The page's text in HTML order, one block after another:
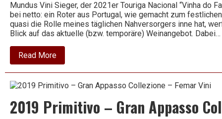
Mundus Vini Sieger, der 2021er Touriga Nacional “Vinha do
bei netto: ein Roter aus Portugal, wie gemacht zum
quasi die Rolle meines täglichen Nahversorgers inne hat,
Blick auf das aktuelle (bzw. temporäre) Weinangebot. Dabei…
Read Moreabout
2021
Touriga
–
do
Fava
2019 Primitivo – Gran Appasso